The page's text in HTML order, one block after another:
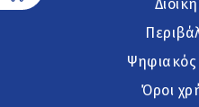
Όροι